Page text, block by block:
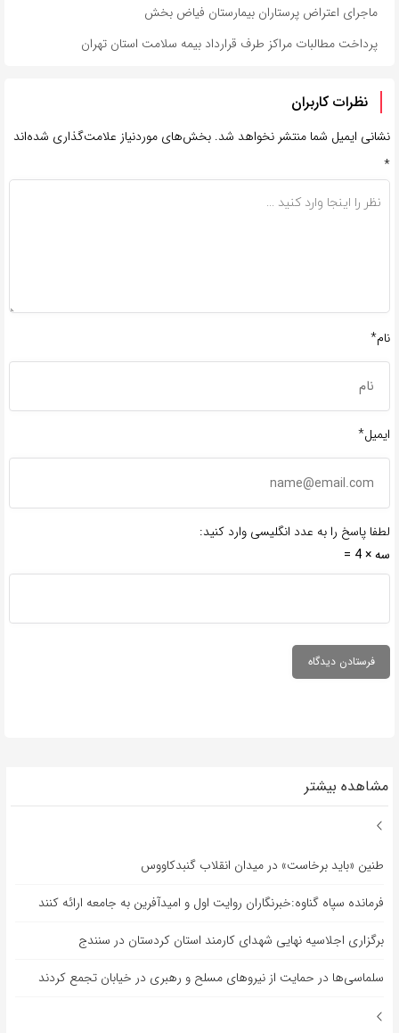
ماجرای اعتراض پرستاران بیمارستان فیاض بخش
پرداخت مطالبات مراکز طرف قرارداد بیمه سلامت استان تهران
نظرات کاربران
نشانی ایمیل شما منتشر نخواهد شد. بخش‌های موردنیاز علامت‌گذاری شده‌اند
*
نام*
ایمیل*
لطفا پاسخ را به عدد انگلیسی وارد کنید:
سه × 4 =
مشاهده بیشتر
طنین «باید برخاست» در میدان انقلاب گنبدکاووس
فرمانده سپاه گناوه:خبرنگاران روایت اول و امیدآفرین به جامعه ارائه کنند
برگزاری اجلاسیه نهایی شهدای کارمند استان کردستان در سنندج
سلماسی‌ها در حمایت از نیروهای مسلح و رهبری در خیابان تجمع کردند